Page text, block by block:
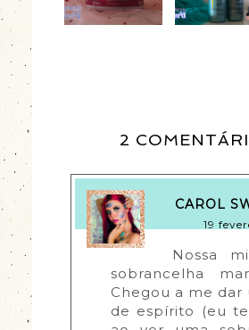
2
CAROL
19
Nossa
sobrancelha
Chegou a me dar
de espírito (eu